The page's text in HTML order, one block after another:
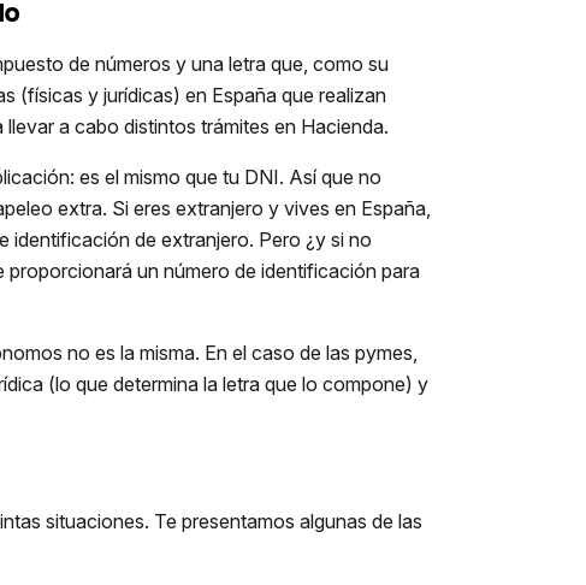
de números y una letra que, como su
(físicas y jurídicas) en España que realizan
a cabo distintos trámites en Hacienda.
es el mismo que tu DNI. Así que no
extra. Si eres extranjero y vives en España,
identificación de extranjero. Pero ¿y si no
proporcionará un número de identificación para
no es la misma. En el caso de las pymes,
(lo que determina la letra que lo compone) y
situaciones. Te presentamos algunas de las